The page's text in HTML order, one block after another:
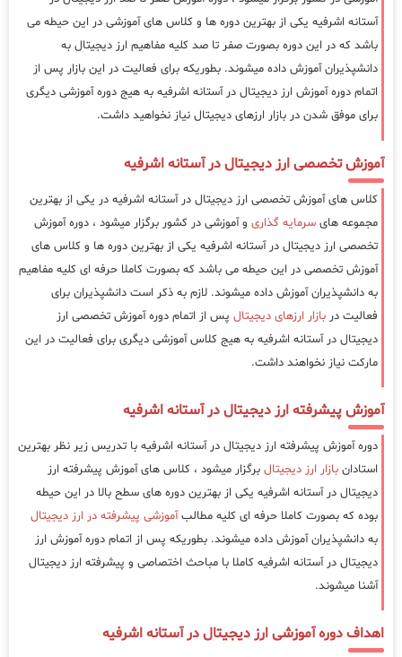
آستانه اشرفیه یکی از بهترین دوره ها و کلاس های آموزشی در این حیطه می
باشد که در این دوره بصورت صفر تا صد کلیه مفاهیم ارز دیجیتال به
دانشپذیران آموزش داده میشوند. بطوریکه برای فعالیت در این بازار پس از
اتمام دوره آموزش ارز دیجیتال در آستانه اشرفیه به هیج دوره آموزشی دیگری
برای موفق شدن در بازار ارزهای دیجیتال نیاز نخواهید داشت.
آموزش تخصصی ارز دیجیتال در آستانه اشرفیه
کلاس های آموزش تخصصی ارز دیجیتال در آستانه اشرفیه در یکی از بهترین
مجموعه های سرمایه گذاری و آموزشی در کشور برگزار میشود ، دوره آموزش
تخصصی ارز دیجیتال در آستانه اشرفیه یکی از بهترین دوره ها و کلاس های
آموزش تخصصی در این حیطه می باشد که بصورت کاملا حرفه ای کلیه مفاهیم
به دانشپذیران آموزش داده میشوند. لازم به ذکر است دانشپذیران برای
فعالیت در بازار ارزهای دیجیتال پس از اتمام دوره آموزش تخصصی ارز
دیجیتال در آستانه اشرفیه به هیج کلاس آموزشی دیگری برای فعالیت در این
مارکت نیاز نخواهند داشت.
آموزش پیشرفته ارز دیجیتال در آستانه اشرفیه
دوره آموزش پیشرفته ارز دیجیتال در آستانه اشرفیه با تدریس زیر نظر بهترین
استادان بازار ارز دیجیتال برگزار میشود ، کلاس های آموزش پیشرفته ارز
دیجیتال در آستانه اشرفیه یکی از بهترین دوره های سطح بالا در این حیطه
بوده که بصورت کاملا حرفه ای کلیه مطالبآموزشی پیشرفته در ارز دیجیتال
به دانشپذیران آموزش داده میشوند. بطوریکه پس از اتمام دوره آموزش ارز
دیجیتال در آستانه اشرفیه کاملا با مباحث اختصاصی و پیشرفته ارز دیجیتال
آشنا میشوند.
اهداف دوره آموزشی ارز دیجیتال در آستانه اشرفیه